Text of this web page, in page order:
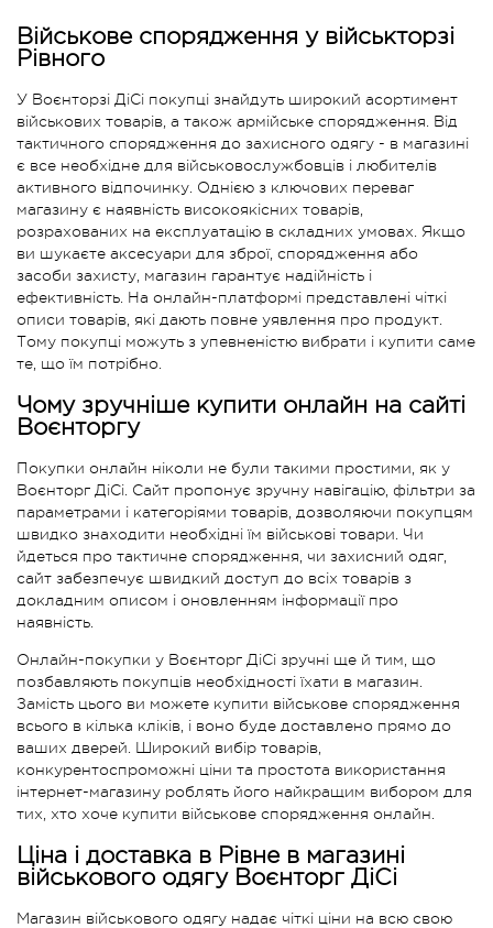
Військове спорядження у військторзі
Рівного
У Воєнторзі ДіСі покупці знайдуть широкий асортимент
військових товарів, а також армійське спорядження. Від
тактичного спорядження до захисного одягу - в магазині
є все необхідне для військовослужбовців і любителів
активного відпочинку. Однією з ключових переваг
магазину є наявність високоякісних товарів,
розрахованих на експлуатацію в складних умовах. Якщо
ви шукаєте аксесуари для зброї, спорядження або
засоби захисту, магазин гарантує надійність і
ефективність. На онлайн-платформі представлені чіткі
описи товарів, які дають повне уявлення про продукт.
Тому покупці можуть з упевненістю вибрати і купити саме
те, що їм потрібно.
Чому зручніше купити онлайн на сайті
Воєнторгу
Покупки онлайн ніколи не були такими простими, як у
Воєнторг ДіСі. Сайт пропонує зручну навігацію, фільтри за
параметрами і категоріями товарів, дозволяючи покупцям
швидко знаходити необхідні їм військові товари. Чи
йдеться про тактичне спорядження, чи захисний одяг,
сайт забезпечує швидкий доступ до всіх товарів з
докладним описом і оновленням інформації про
наявність.
Онлайн-покупки у Воєнторг ДіСі зручні ще й тим, що
позбавляють покупців необхідності їхати в магазин.
Замість цього ви можете купити військове спорядження
всього в кілька кліків, і воно буде доставлено прямо до
ваших дверей. Широкий вибір товарів,
конкурентоспроможні ціни та простота використання
інтернет-магазину роблять його найкращим вибором для
тих, хто хоче купити військове спорядження онлайн.
Ціна і доставка в Рівне в магазині
військового одягу Воєнторг ДіСі
Магазин військового одягу надає чіткі ціни на всю свою